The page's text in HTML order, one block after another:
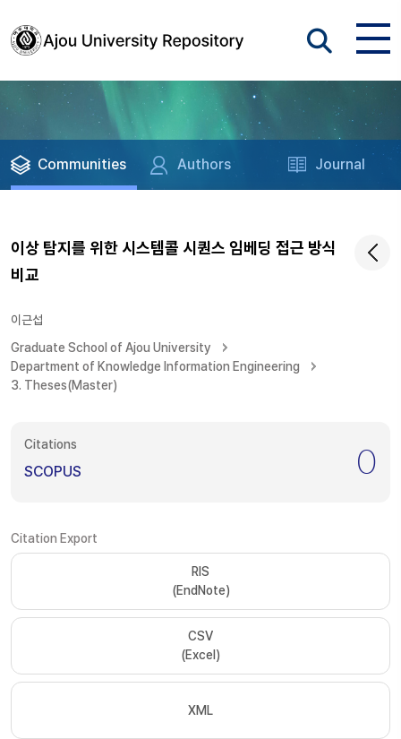
Communities Authors Journal
이상 탐지를 위한 시스템콜 시퀀스 임베딩 접근 방식
비교
이근섭
Graduate School of Ajou University
Department of Knowledge Information Engineering
3. Theses(Master)
Citations
SCOPUS 0
Citation Export
RIS
(EndNote)
CSV
(Excel)
XML